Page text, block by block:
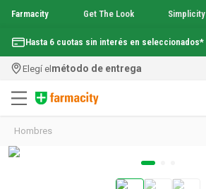
Farmacity Get The Look Simplicity
Hasta 6 cuotas sin interés en seleccionados*
Elegí elmétodo de entrega
Hombres
2.